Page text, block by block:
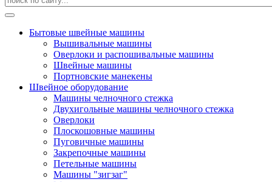
Бытовые швейные машины
Вышивальные машины
Оверлоки и распошивальные машины
Швейные машины
Портновские манекены
Швейное оборудование
Машины челночного стежка
Двухигольные машины челночного стежка
Оверлоки
Плоскошовные машины
Пуговичные машины
Закрепочные машины
Петельные машины
Машины "зигзаг"